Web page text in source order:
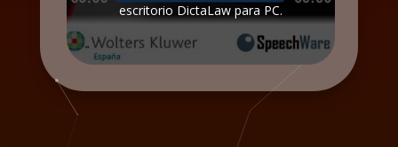
escritorio DictaLaw para PC.